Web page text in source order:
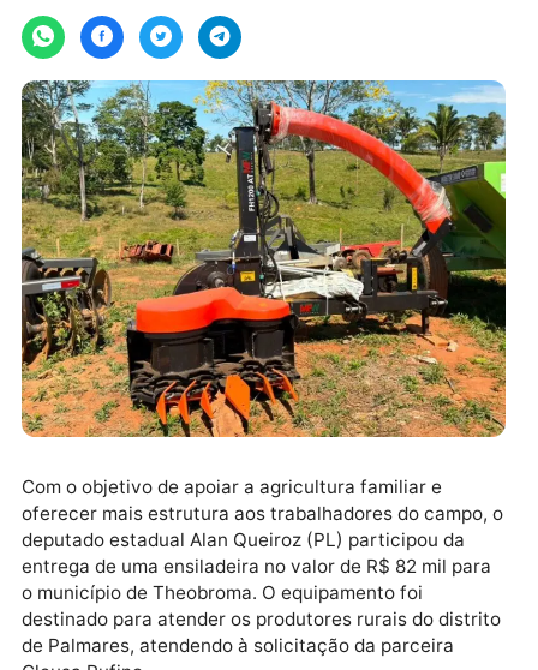
sexta-feira, 26/06/2026 às 09:21
Com o objetivo de apoiar a agricultura familiar e
oferecer mais estrutura aos trabalhadores do
deputado estadual Alan Queiroz (PL) participou da